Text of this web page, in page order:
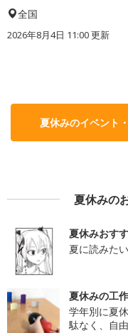
全国
2026年8月4日 11:00更新
夏休みのイベント
夏休みの
夏休みおす
夏に読みた
夏休みの工
学年別に夏
駄なく、自